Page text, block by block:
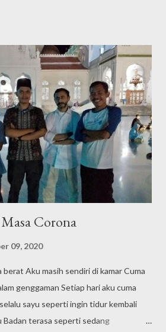
kembali silaturahmi kitaa.
yang sedang di masa PSBB
Corona
09, 2020
berat Aku masih sendiri di kamar Cuma
genggaman Setiap hari aku cuma
sayu seperti ingin tidur kembali
Badan terasa seperti sedang